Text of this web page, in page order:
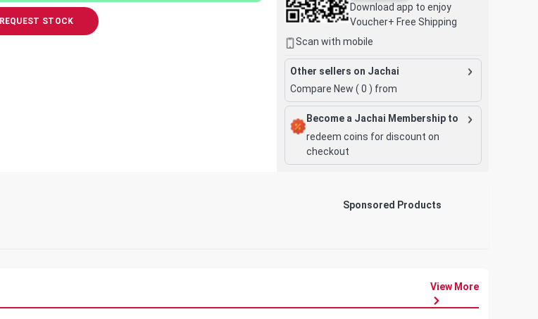
REQUEST STOCK
Download app to enjoy
Voucher+ Free Shipping
Scan with mobile
Other sellers on Jachai
Compare New ( 0 ) from
Become a Jachai Membership to
redeem coins for discount on
checkout
Sponsored Products
View More